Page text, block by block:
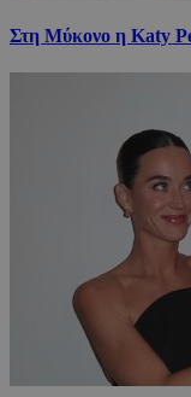
Στη Μύκονο η Katy